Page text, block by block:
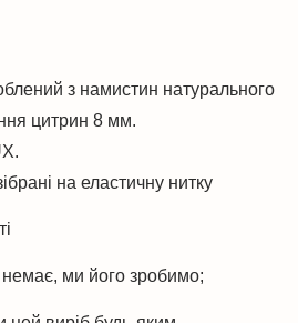
з намистин натурального
цитрин 8 мм.
на еластичну нитку
ми його зробимо;